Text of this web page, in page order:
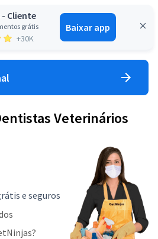
Cliente
grátis
+30K
Baixar app
Entrar
Veterinários
e seguros